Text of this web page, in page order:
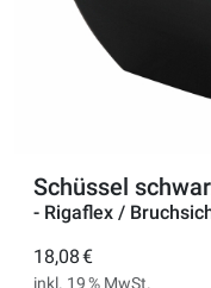
Schüssel
- Rigaflex /
18,08 €
inkl. 19 % MwSt.